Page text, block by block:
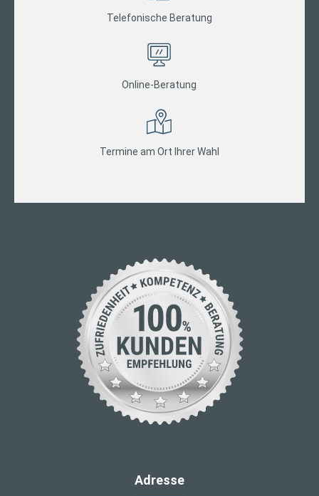
Telefonische Beratung
Online-Beratung
Termine am Ort Ihrer Wahl
Adresse